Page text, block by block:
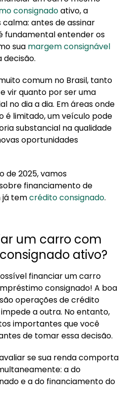
de carros em
de crédito no
analisados
consignado impacta o
carro
renda disponível
Índice de Endividamento
antes de financiar seu
e custos totais
quem está negativado
consignado como
que facilitam sua decisão
carro
ajudar você
margem consignável em
de mais de 20
consignadoativo, a
antes de assinar
fundamental entender os
sua margem consignável
comum no Brasil, tanto
vir quanto por ser uma
no dia a dia. Em áreas onde
é limitado, um veículo pode
substancial na qualidade
oportunidades
de 2025, vamos
financiamento de
já temcrédito consignado.
um carro com
ativo?
financiar um carro
consignado! A boa
operações de crédito
a outra. No entanto,
importantes que você
de tomar essa decisão.
se sua renda comporta
a do
e a do financiamento do